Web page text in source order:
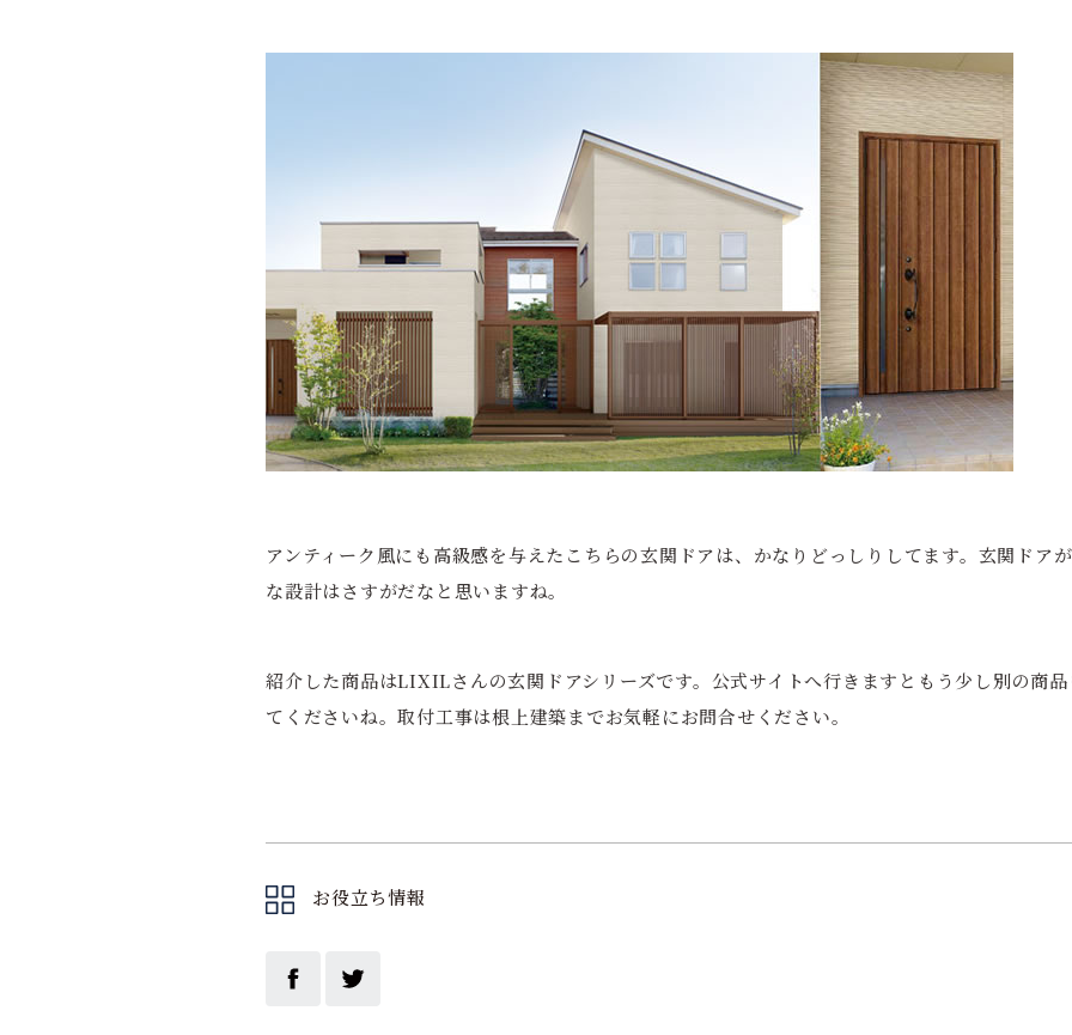
アンティーク風にも高級感を与えたこちらの玄関ドアは、かなりどっしりしてます。玄関ドア
な設計はさすがだなと思いますね。
紹介した商品はLIXILさんの玄関ドアシリーズです。公式サイトへ行きますともう少し別の商
てくださいね。取付工事は根上建築までお気軽にお問合せください。
お役立ち情報